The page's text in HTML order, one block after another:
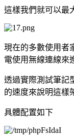
這樣我們就可以最
現在的多數使用者
電使用無線連線來
透過實際測試筆記
的速度來說明這樣
具體配置如下